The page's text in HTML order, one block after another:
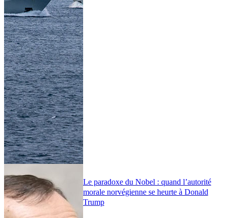
Le paradoxe du Nobel : quand l’autorité
morale norvégienne se heurte à Donald
Trump